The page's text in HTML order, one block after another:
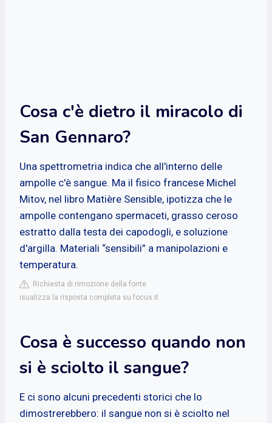
Cosa c'è dietro il miracolo di
San Gennaro?
Una spettrometria indica che all'interno delle
ampolle c'è sangue. Ma il fisico francese Michel
Mitov, nel libro Matière Sensible, ipotizza che le
ampolle contengano spermaceti, grasso ceroso
estratto dalla testa dei capodogli, e soluzione
d'argilla. Materiali “sensibili” a manipolazioni e
temperatura.
Richiesta di rimozione della fonte
isualizza la risposta completa su focus.it
Cosa è successo quando non
si è sciolto il sangue?
E ci sono alcuni precedenti storici che lo
dimostrerebbero: il sangue non si è sciolto nel